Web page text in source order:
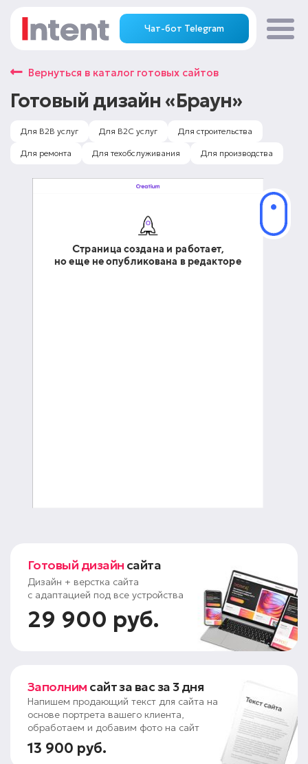
Чат-бот Telegram
Вернуться в каталог готовых сайтов
Готовый дизайн «Браун»
Для B2B услуг Для B2C услуг Для строительства
Для ремонта Для техобслуживания Для производства
Готовый дизайн сайта
Дизайн + верстка сайта
с адаптацией под все устройства
29 900 руб.
Заполним сайт за вас за 3 дня
Напишем продающий текст для сайта на
основе портрета вашего клиента,
обработаем и добавим фото на сайт
13 900 руб.